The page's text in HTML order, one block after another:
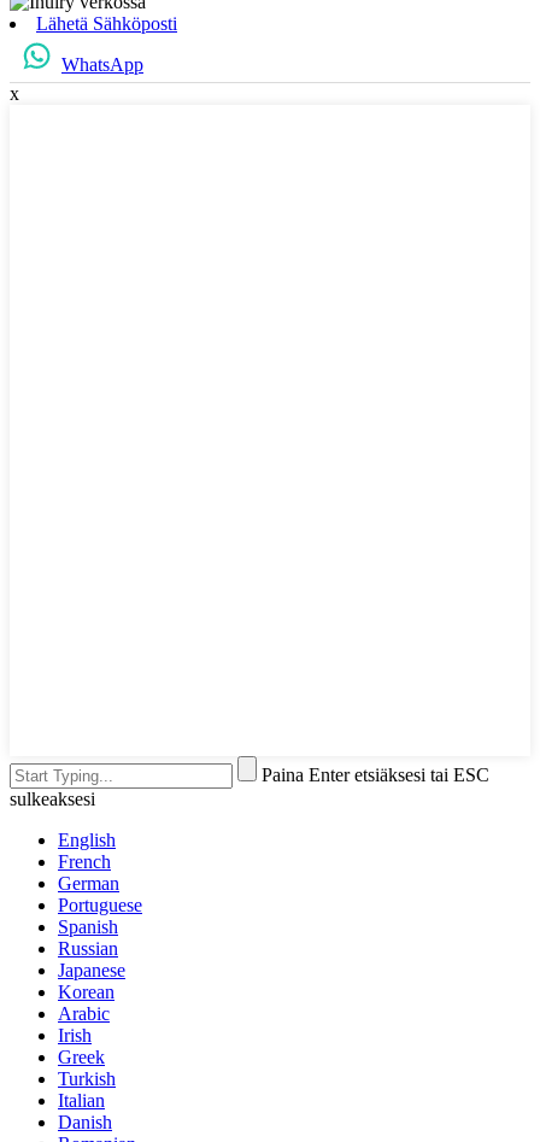
Lähetä Sähköposti
WhatsApp
x
Paina Enter etsiäksesi tai ESC
sulkeaksesi
English
French
German
Portuguese
Spanish
Russian
Japanese
Korean
Arabic
Irish
Greek
Turkish
Italian
Danish